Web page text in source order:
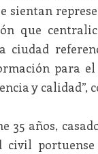
sientan
que
ciudad
para
y calidad”,
35 años,
civil